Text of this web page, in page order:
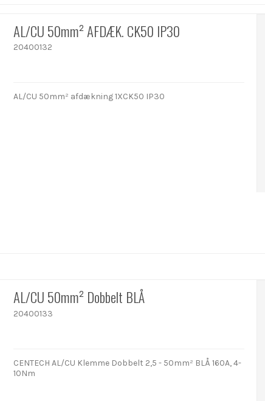
AL/CU 50mm² AFDÆK. CK50 IP30
20400132
AL/CU 50mm² afdækning 1XCK50 IP30
AL/CU 50mm² Dobbelt BLÅ
20400133
CENTECH AL/CU Klemme Dobbelt 2,5 - 50mm² BLÅ 160A, 4-
10Nm